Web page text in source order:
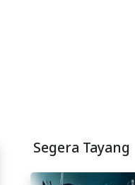
Segera Tayang